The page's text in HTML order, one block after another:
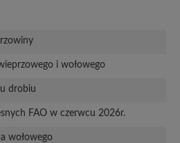
i wołowego
drobiu
FAO w czerwcu 2026r.
wołowego